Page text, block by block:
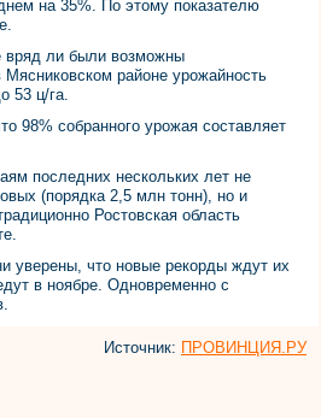
на 35%. По этому показателю
вряд ли были возможны
районе урожайность
53 ц/га.
98% собранного урожая составляет
последних нескольких лет не
(порядка 2,5 млн тонн), но и
Ростовская область
уверены, что новые рекорды ждут их
в ноябре. Одновременно с
Источник: ПРОВИНЦИЯ.РУ